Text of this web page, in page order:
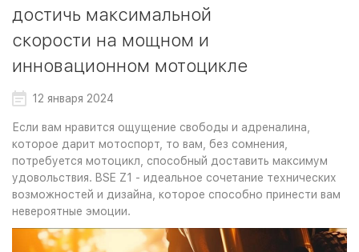
достичь максимальной
скорости на мощном и
инновационном мотоцикле
12 января 2024
Если вам нравится ощущение свободы и адреналина,
которое дарит мотоспорт, то вам, без сомнения,
потребуется мотоцикл, способный доставить максимум
удовольствия. BSE Z1 - идеальное сочетание технических
возможностей и дизайна, которое способно принести вам
невероятные эмоции.